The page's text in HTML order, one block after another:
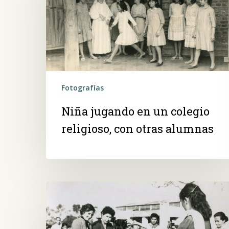
Presiona ENTER para buscar o ESC para salir -
un
colegio
religioso,
con
otras
alumnas
Fotografías
Niña jugando en un colegio
religioso, con otras alumnas
el